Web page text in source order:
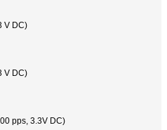
V DC)
V DC)
pps, 3.3V DC)